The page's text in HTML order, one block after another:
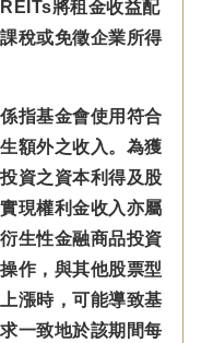
將租金收益配
稅或免徵企業所得
指基金會使用符合
額外之收入。為獲
資之資本利得及股
現權利金收入亦屬
生性金融商品投資
作，與其他股票型
漲時，可能導致基
一致地於該期間每